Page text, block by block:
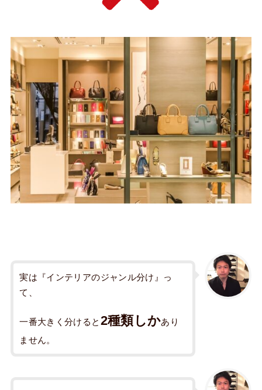
実は『インテリアのジャンル分け』っ
て、
一番大きく分けると 2種類しかあり
ません。